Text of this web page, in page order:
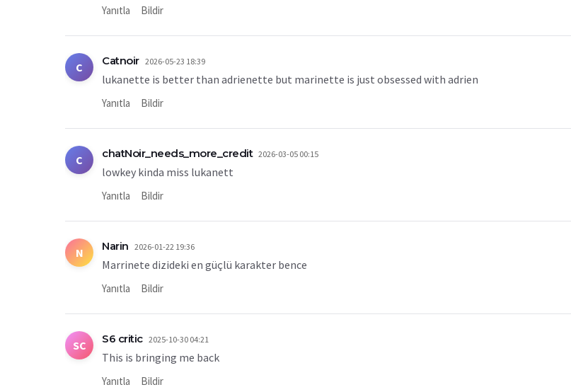
Yanıtla Bildir
C Catnoir 2026-05-23 18:39
lukanette is better than adrienette but marinette is just obsessed with adrien
Yanıtla Bildir
C chatNoir_needs_more_credit 2026-03-05 00:15
lowkey kinda miss lukanett
Yanıtla Bildir
N Narin 2026-01-22 19:36
Marrinete dizideki en güçlü karakter bence
Yanıtla Bildir
SC S6 critic 2025-10-30 04:21
This is bringing me back
Yanıtla Bildir